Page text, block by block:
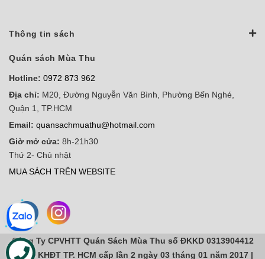
Thông tin sách
Quán sách Mùa Thu
Hotline: 0972 873 962
Địa chỉ: M20, Đường Nguyễn Văn Bình, Phường Bến Nghé,
Quận 1, TP.HCM
Email: quansachmuathu@hotmail.com
Giờ mở cửa: 8h-21h30
Thứ 2- Chủ nhật
MUA SÁCH TRÊN WEBSITE
Công Ty CPVHTT Quán Sách Mùa Thu số ĐKKD 0313904412
do sở KHĐT TP. HCM cấp lần 2 ngày 03 tháng 01 năm 2017 |